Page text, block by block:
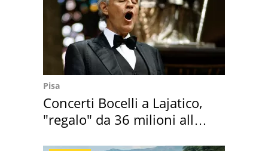
Pisa
Concerti Bocelli a Lajatico,
"regalo" da 36 milioni alla